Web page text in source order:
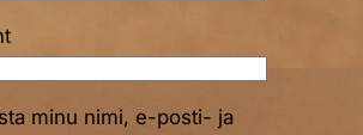
minu nimi, e-posti- ja